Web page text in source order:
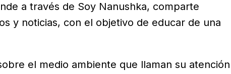
a través de Soy Nanushka, comparte
y noticias, con el objetivo de educar de una
el medio ambiente que llaman su atención